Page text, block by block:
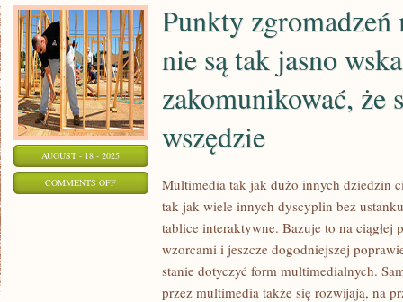
PEŁNEJ
AUGUST - 18 - 2025
COMMENTS OFFON
ZGROMADZEŃ
MULTIMEDIÓW
Punkty
nie są tak jasno
zakomunikować, że
wszędzie
Multimedia tak jak dużo innych dziedzin
tak jak wiele innych dyscyplin bez
tablice interaktywne. Bazuje to na ciągłej
wzorcami i jeszcze dogodniejszej
stanie dotyczyć form multimedialnych.
przez multimedia także się rozwijają, na